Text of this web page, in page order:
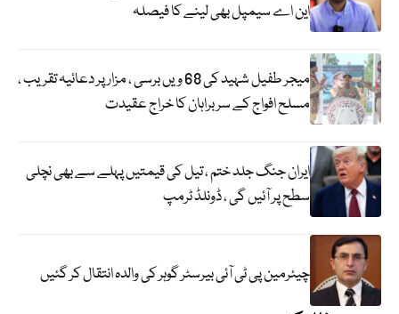
این اے سیمپل بھی لینے کا فیصلہ
میجر طفیل شہید کی 68 ویں برسی ، مزار پر دعائیہ تقریب ،
مسلح افواج کے سربراہان کا خراج عقیدت
ایران جنگ جلد ختم ، تیل کی قیمتیں پہلے سے بھی نچلی
سطح پر آئیں گی ، ڈونلڈ ٹرمپ
چیئرمین پی ٹی آئی بیرسٹر گوہر کی والدہ انتقال کر گئیں